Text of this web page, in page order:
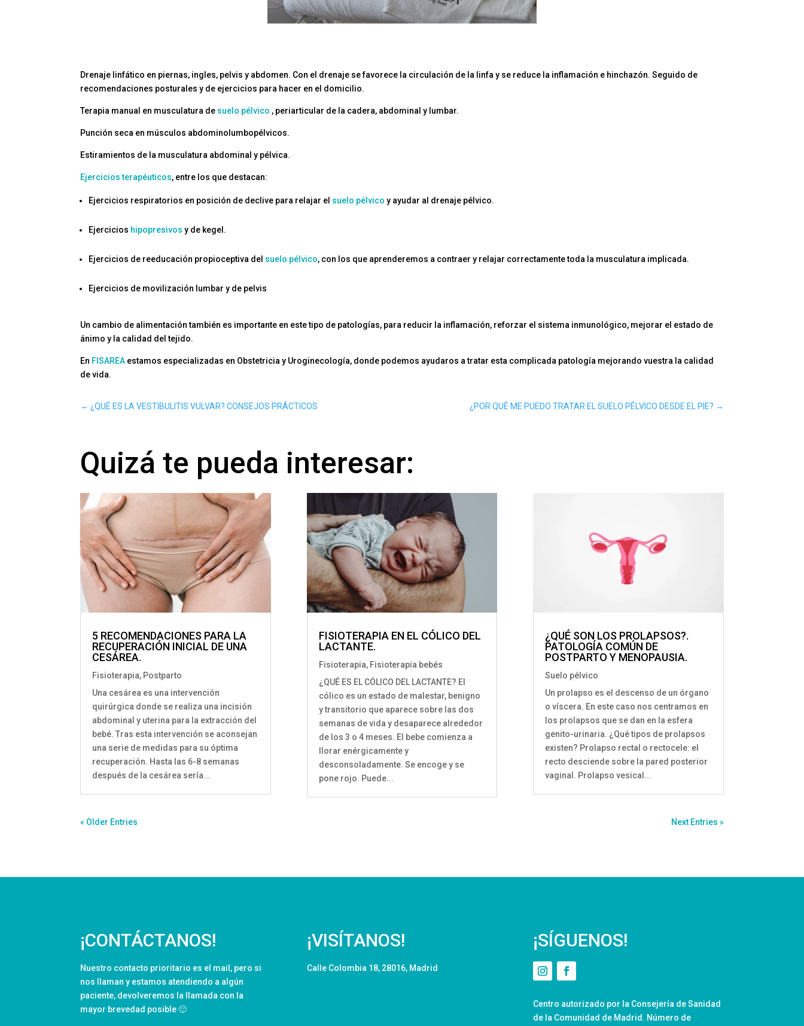
Drenaje linfático en piernas, ingles, pelvis y abdomen. Con el drenaje se favorece la circulación de la linfa y se reduce la inflamación e hinchazón. Seguido de
recomendaciones posturales y de ejercicios para hacer en el domicilio.
Terapia manual en musculatura de suelo pélvico , periarticular de la cadera, abdominal y lumbar.
Punción seca en músculos abdominolumbopélvicos.
Estiramientos de la musculatura abdominal y pélvica.
Ejercicios terapéuticos, entre los que destacan:
Ejercicios respiratorios en posición de declive para relajar el suelo pélvico y ayudar al drenaje pélvico.
Ejercicios hipopresivos y de kegel.
Ejercicios de reeducación propioceptiva del suelo pélvico, con los que aprenderemos a contraer y relajar correctamente toda la musculatura implicada.
Ejercicios de movilización lumbar y de pelvis
Un cambio de alimentación también es importante en este tipo de patologías, para reducir la inflamación, reforzar el sistema inmunológico, mejorar el estado de
ánimo y la calidad del tejido.
En FISAREA estamos especializadas en Obstetricia y Uroginecología, donde podemos ayudaros a tratar esta complicada patología mejorando vuestra la calidad
de vida.
← ¿QUÉ ES LA VESTIBULITIS VULVAR? CONSEJOS PRÁCTICOS ¿POR QUÉ ME PUEDO TRATAR EL SUELO PÉLVICO DESDE EL PIE? →
Quizá te pueda interesar:
5 RECOMENDACIONES PARA LA
RECUPERACIÓN INICIAL DE UNA
CESÁREA.
Fisioterapia, Postparto
Una cesárea es una intervención
quirúrgica donde se realiza una incisión
abdominal y uterina para la extracción del
bebé. Tras esta intervención se aconsejan
una serie de medidas para su óptima
recuperación. Hasta las 6-8 semanas
después de la cesárea sería...
FISIOTERAPIA EN EL CÓLICO DEL
LACTANTE.
Fisioterapia, Fisioterapia bebés
¿QUÉ ES EL CÓLICO DEL LACTANTE? El
cólico es un estado de malestar, benigno
y transitorio que aparece sobre las dos
semanas de vida y desaparece alrededor
de los 3 o 4 meses. El bebe comienza a
llorar enérgicamente y
desconsoladamente. Se encoge y se
pone rojo. Puede...
¿QUÉ SON LOS PROLAPSOS?.
PATOLOGÍA COMÚN DE
POSTPARTO Y MENOPAUSIA.
Suelo pélvico
Un prolapso es el descenso de un órgano
o víscera. En este caso nos centramos en
los prolapsos que se dan en la esfera
genito-urinaria. ¿Qué tipos de prolapsos
existen? Prolapso rectal o rectocele: el
recto desciende sobre la pared posterior
vaginal. Prolapso vesical...
« Older Entries Next Entries »
¡CONTÁCTANOS!
Nuestro contacto prioritario es el mail, pero si
nos llaman y estamos atendiendo a algún
paciente, devolveremos la llamada con la
mayor brevedad posible 🙂
¡VISÍTANOS!
Calle Colombia 18, 28016, Madrid
¡SÍGUENOS!
Centro autorizado por la Consejería de Sanidad
de la Comunidad de Madrid. Número de